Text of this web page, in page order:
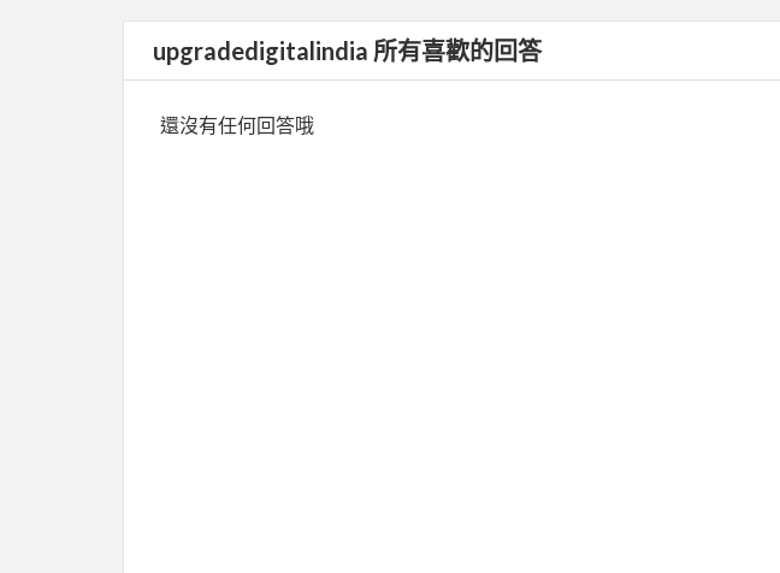
upgradedigitalindia 所有喜歡的回答
還沒有任何回答哦